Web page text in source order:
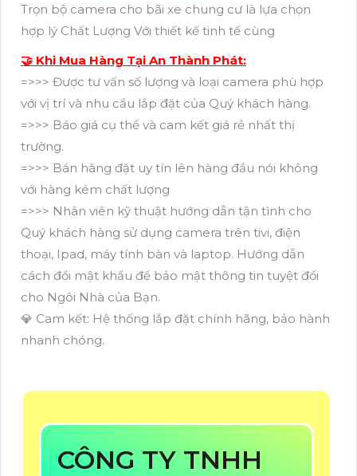
Trọn bộ camera cho bãi xe chung cư là lựa chọn
hợp lý Chất Lượng Với thiết kế tinh tế cùng
🤝 Khi Mua Hàng Tại An Thành Phát:
=>>> Được tư vấn số lượng và loại camera phù hợp
với vị trí và nhu cầu lắp đặt của Quý khách hàng.
=>>> Báo giá cụ thể và cam kết giá rẻ nhất thị
trường.
=>>> Bán hàng đặt uy tín lên hàng đầu nói không
với hàng kém chất lượng
=>>> Nhân viên kỹ thuật hướng dẫn tận tình cho
Quý khách hàng sử dụng camera trên tivi, điện
thoại, Ipad, máy tính bàn và laptop. Hướng dẫn
cách đổi mật khẩu để bảo mật thông tin tuyệt đối
cho Ngôi Nhà của Bạn.
💎 Cam kết: Hệ thống lắp đặt chính hãng, bảo hành
nhanh chóng.
CÔNG TY TNHH